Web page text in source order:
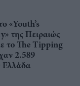
«Youth’s
της Πειραιώς
το The Tipping
2.589
Ελλάδα